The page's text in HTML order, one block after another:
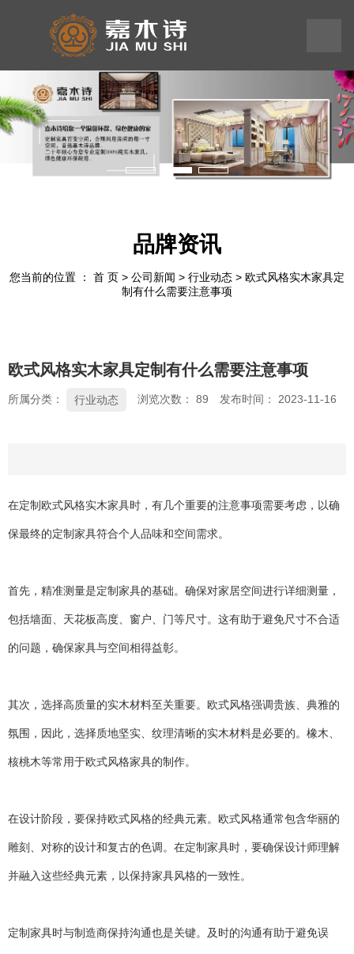
575
58
品牌资讯
您当前的位置 ： 首 页 > 公司新闻 > 行业动态 > 欧式风格实木家具定
制有什么需要注意事项
欧式风格实木家具定制有什么需要注意事项
所属分类： 行业动态 浏览次数： 89 发布时间： 2023-11-16
在定制欧式风格实木家具时，有几个重要的注意事项需要考虑，以确
保最终的定制家具符合个人品味和空间需求。
首先，精准测量是定制家具的基础。确保对家居空间进行详细测量，
包括墙面、天花板高度、窗户、门等尺寸。这有助于避免尺寸不合适
的问题，确保家具与空间相得益彰。
其次，选择高质量的实木材料至关重要。欧式风格强调贵族、典雅的
氛围，因此，选择质地坚实、纹理清晰的实木材料是必要的。橡木、
核桃木等常用于欧式风格家具的制作。
在设计阶段，要保持欧式风格的经典元素。欧式风格通常包含华丽的
雕刻、对称的设计和复古的色调。在定制家具时，要确保设计师理解
并融入这些经典元素，以保持家具风格的一致性。
定制家具时与制造商保持沟通也是关键。及时的沟通有助于避免误